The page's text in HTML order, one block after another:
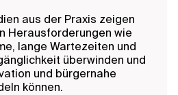
aus der Praxis zeigen
Herausforderungen wie
lange Wartezeiten und
überwinden und
und bürgernahe
können.